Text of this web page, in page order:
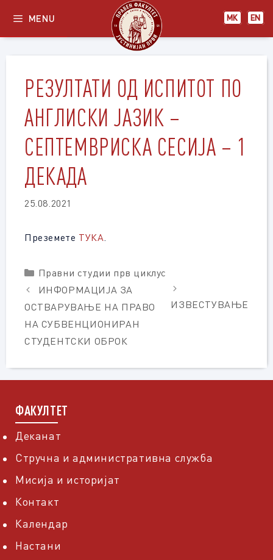
content
МК EN
MENU
РЕЗУЛТАТИ ОД ИСПИТОТ ПО
АНГЛИСКИ ЈАЗИК –
СЕПТЕМВРИСКА СЕСИЈА – 1
ДЕКАДА
25.08.2021
Преземете ТУКА.
Categories
Правни студии прв циклус
ИНФОРМАЦИЈА ЗА
ОСТВАРУВАЊЕ НА ПРАВО
НА СУБВЕНЦИОНИРАН
СТУДЕНТСКИ ОБРОК
ИЗВЕСТУВАЊЕ
ФАКУЛТЕТ
Деканат
Стручна и административна служба
Мисија и историјат
Контакт
Календар
Настани